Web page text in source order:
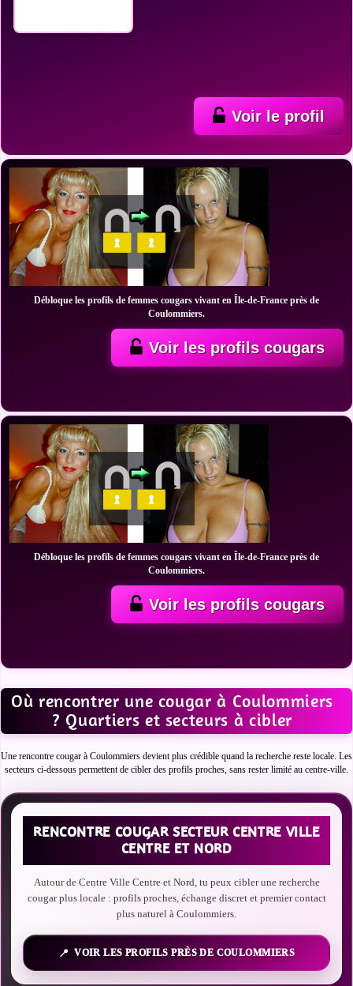
Voir le profil
Débloque les profils de femmes cougars vivant en Île-de-France près de
Coulommiers.
Voir les profils cougars
Débloque les profils de femmes cougars vivant en Île-de-France près de
Coulommiers.
Voir les profils cougars
Où rencontrer une cougar à Coulommiers
? Quartiers et secteurs à cibler
Une rencontre cougar à Coulommiers devient plus crédible quand la recherche reste locale. Les
secteurs ci-dessous permettent de cibler des profils proches, sans rester limité au centre-ville.
RENCONTRE COUGAR SECTEUR CENTRE VILLE
CENTRE ET NORD
Autour de Centre Ville Centre et Nord, tu peux cibler une recherche
cougar plus locale : profils proches, échange discret et premier contact
plus naturel à Coulommiers.
VOIR LES PROFILS PRÈS DE COULOMMIERS